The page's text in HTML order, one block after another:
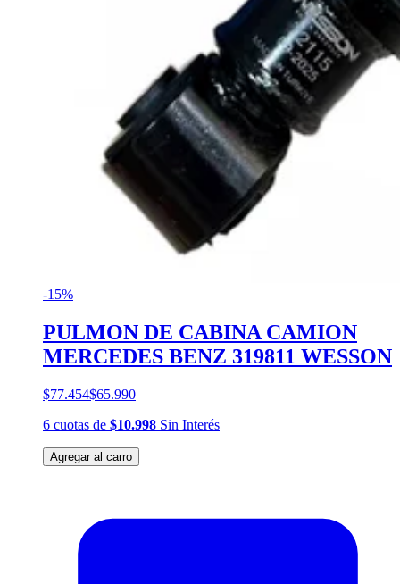
-15%
PULMON DE CABINA CAMION
MERCEDES BENZ 319811 WESSON
$77.454$65.990
6 cuotas de $10.998 Sin Interés
Agregar al carro